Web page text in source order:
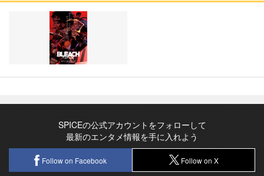
SPICEの公式アカウントをフォローして
最新のエンタメ情報を手に入れよう
Follow on Facebook Follow on X